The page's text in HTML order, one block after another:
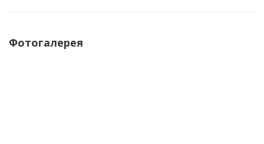
Фотогалерея